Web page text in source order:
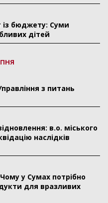
бюджету: Суми
дітей
з питань
в.о. міського
наслідків
у Сумах потрібно
для вразливих